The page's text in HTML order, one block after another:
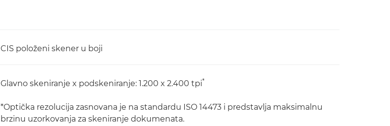
CIS položeni skener u boji
Glavno skeniranje x podskeniranje: 1.200 x 2.400 tpi*
*Optička rezolucija zasnovana je na standardu ISO 14473 i predstavlja maksimalnu
brzinu uzorkovanja za skeniranje dokumenata.